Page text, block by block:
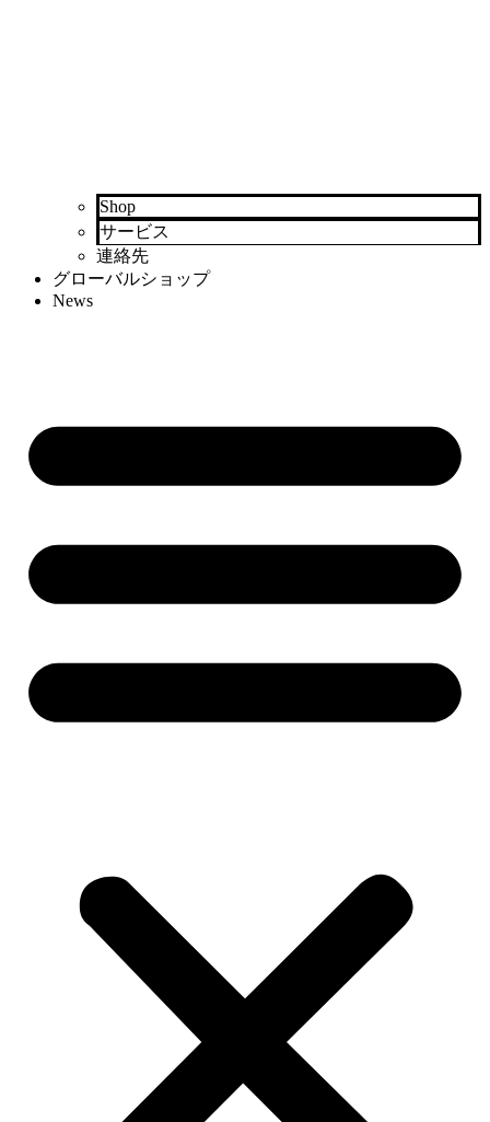
Shop
サービス
連絡先
グローバルショップ
News